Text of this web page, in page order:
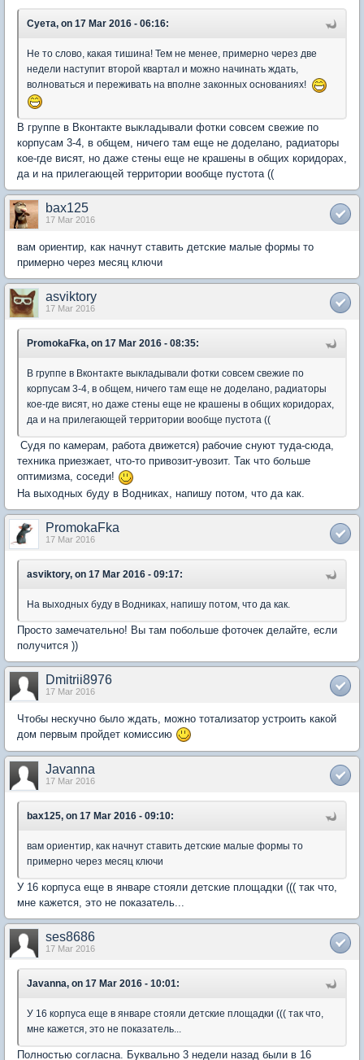
Суета, on 17 Mar 2016 - 06:16:
Не то слово, какая тишина! Тем не менее, примерно через две
недели наступит второй квартал и можно начинать ждать,
волноваться и переживать на вполне законных основаниях!
В группе в Вконтакте выкладывали фотки совсем свежие по
корпусам 3-4, в общем, ничего там еще не доделано, радиаторы
кое-где висят, но даже стены еще не крашены в общих коридорах,
да и на прилегающей территории вообще пустота ((
bax125
17 Mar 2016
вам ориентир, как начнут ставить детские малые формы то
примерно через месяц ключи
asviktory
17 Mar 2016
PromokaFka, on 17 Mar 2016 - 08:35:
В группе в Вконтакте выкладывали фотки совсем свежие по
корпусам 3-4, в общем, ничего там еще не доделано, радиаторы
кое-где висят, но даже стены еще не крашены в общих коридорах,
да и на прилегающей территории вообще пустота ((
Судя по камерам, работа движется) рабочие снуют туда-сюда,
техника приезжает, что-то привозит-увозит. Так что больше
оптимизма, соседи!
На выходных буду в Водниках, напишу потом, что да как.
PromokaFka
17 Mar 2016
asviktory, on 17 Mar 2016 - 09:17:
На выходных буду в Водниках, напишу потом, что да как.
Просто замечательно! Вы там побольше фоточек делайте, если
получится ))
Dmitrii8976
17 Mar 2016
Чтобы нескучно было ждать, можно тотализатор устроить какой
дом первым пройдет комиссию
Javanna
17 Mar 2016
bax125, on 17 Mar 2016 - 09:10:
вам ориентир, как начнут ставить детские малые формы то
примерно через месяц ключи
У 16 корпуса еще в январе стояли детские площадки ((( так что,
мне кажется, это не показатель...
ses8686
17 Mar 2016
Javanna, on 17 Mar 2016 - 10:01:
У 16 корпуса еще в январе стояли детские площадки ((( так что,
мне кажется, это не показатель...
Полностью согласна. Буквально 3 недели назад были в 16